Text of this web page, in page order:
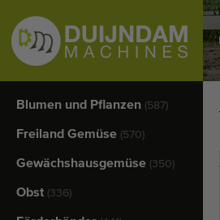
Blumen und Pflanzen (587)
Freiland Gemüse (570)
Gewächshausgemüse (350)
Obst (336)